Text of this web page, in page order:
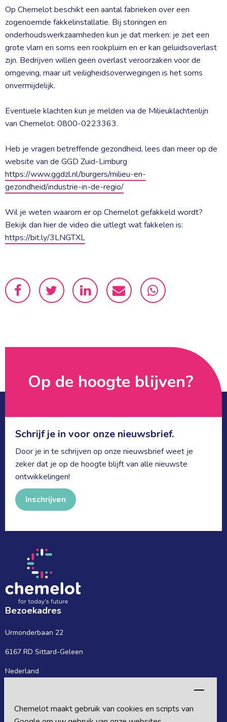
Chemelot maakt gebruik van cookies en scripts van
Op Chemelot beschikt een aantal fabrieken over een
zogenoemde fakkelinstallatie. Bij storingen en
onderhoudswerkzaamheden kun je dat merken: je ziet een
grote vlam en soms een rookpluim en er kan geluidsoverlast
zijn. Bedrijven willen geen overlast veroorzaken voor de
omgeving, maar uit veiligheidsoverwegingen is het soms
onvermijdelijk.
Eventuele klachten kun je melden via de Milieuklachtenlijn
van Chemelot: 0800-0223363.
Heb je vragen betreffende gezondheid, lees dan meer op de
website van de GGD Zuid-Limburg
https://www.ggdzl.nl/burgers/milieu-en-
gezondheid/industrie-in-de-regio/
Wil je weten waarom er op Chemelot gefakkeld wordt?
Bekijk dan hier de video die uitlegt wat fakkelen is:
https://bit.ly/3LNGTXL
Op de hoogte blijven?
Schrijf je in voor onze nieuwsbrief.
Door je in te schrijven op onze nieuwsbrief weet je
zeker dat je op de hoogte blijft van alle nieuwste
ontwikkelingen!
Inschrijven
Bezoekadres
Urmonderbaan 22
6167 RD Sittard-Geleen
Nederland
Postbus 27